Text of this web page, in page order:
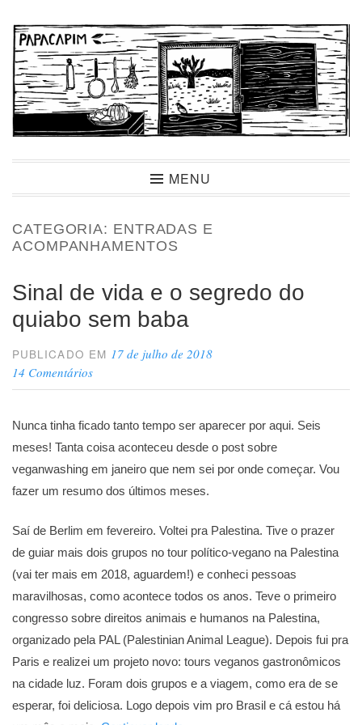
para
conteúdo
PapacapimMENU
CATEGORIA: ENTRADAS E
ACOMPANHAMENTOS
Sinal de vida e o segredo do
quiabo sem baba
PUBLICADO EM 17 de julho de 2018
14 Comentários
Nunca tinha ficado tanto tempo ser aparecer por aqui. Seis
meses! Tanta coisa aconteceu desde o post sobre
veganwashing em janeiro que nem sei por onde começar. Vou
fazer um resumo dos últimos meses.
Saí de Berlim em fevereiro. Voltei pra Palestina. Tive o prazer
de guiar mais dois grupos no tour político-vegano na Palestina
(vai ter mais em 2018, aguardem!) e conheci pessoas
maravilhosas, como acontece todos os anos. Teve o primeiro
congresso sobre direitos animais e humanos na Palestina,
organizado pela PAL (Palestinian Animal League). Depois fui pra
Paris e realizei um projeto novo: tours veganos gastronômicos
na cidade luz. Foram dois grupos e a viagem, como era de se
esperar, foi deliciosa. Logo depois vim pro Brasil e cá estou há